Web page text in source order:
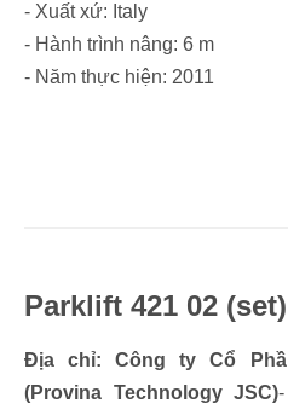
- Xuất xứ: Italy
- Hành trình nâng: 6 m
- Năm thực hiện: 2011
Parklift 421 02 (set)
Địa chỉ: Công ty Cổ
(Provina Technology JSC)